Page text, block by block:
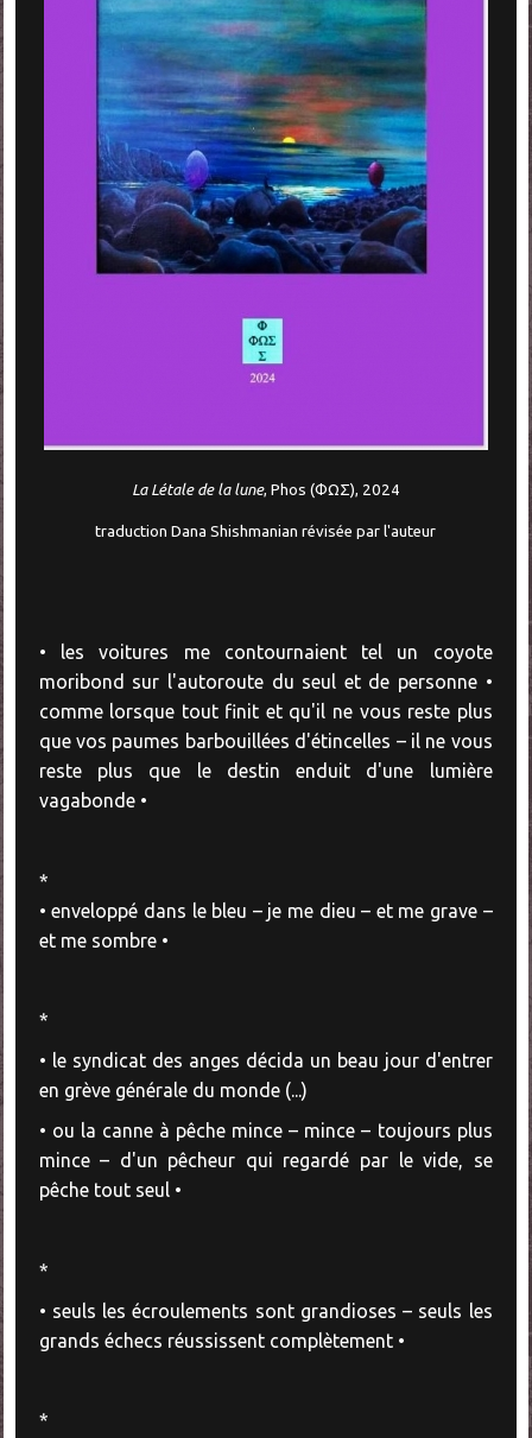
La Létale de la lune, Phos (ΦΩΣ), 2024
traduction Dana Shishmanian révisée par l'auteur
• les voitures me contournaient tel un coyote
moribond sur l'autoroute du seul et de personne •
comme lorsque tout finit et qu'il ne vous reste plus
que vos paumes barbouillées d'étincelles – il ne vous
reste plus que le destin enduit d'une lumière
vagabonde •
*
• enveloppé dans le bleu – je me dieu – et me grave –
et me sombre •
*
• le syndicat des anges décida un beau jour d'entrer
en grève générale du monde (...)
• ou la canne à pêche mince – mince – toujours plus
mince – d'un pêcheur qui regardé par le vide, se
pêche tout seul •
*
• seuls les écroulements sont grandioses – seuls les
grands échecs réussissent complètement •
*